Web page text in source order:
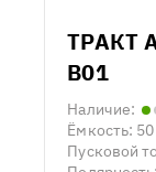
ТРАКТ
B01
Наличие:
Ёмкость:
Пусковой